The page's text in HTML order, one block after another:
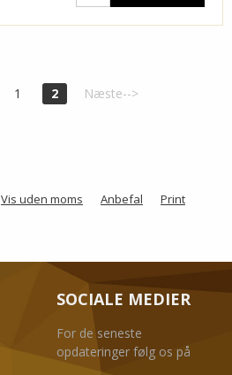
1 2 Næste-->
Vis uden moms Anbefal Print
SOCIALE MEDIER
For de seneste
opdateringer følg os på